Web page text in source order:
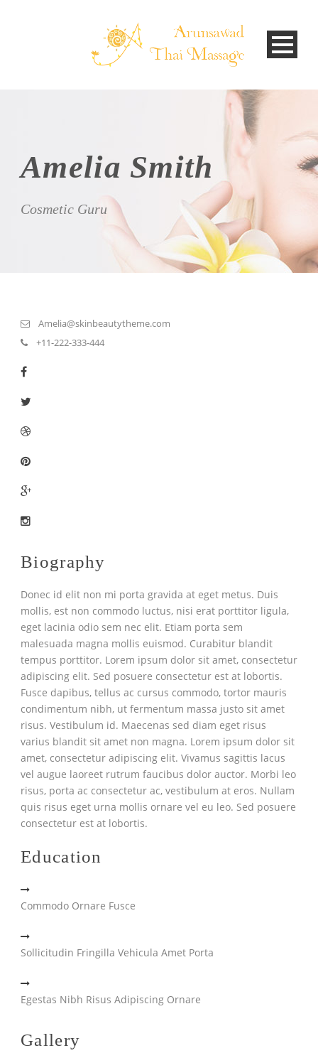
Amelia Smith
Cosmetic Guru
Amelia@skinbeautytheme.com
+11-222-333-444
Biography
Donec id elit non mi porta gravida at eget metus. Duis
mollis, est non commodo luctus, nisi erat porttitor ligula,
eget lacinia odio sem nec elit. Etiam porta sem
malesuada magna mollis euismod. Curabitur blandit
tempus porttitor. Lorem ipsum dolor sit amet, consectetur
adipiscing elit. Sed posuere consectetur est at lobortis.
Fusce dapibus, tellus ac cursus commodo, tortor mauris
condimentum nibh, ut fermentum massa justo sit amet
risus. Vestibulum id. Maecenas sed diam eget risus
varius blandit sit amet non magna. Lorem ipsum dolor sit
amet, consectetur adipiscing elit. Vivamus sagittis lacus
vel augue laoreet rutrum faucibus dolor auctor. Morbi leo
risus, porta ac consectetur ac, vestibulum at eros. Nullam
quis risus eget urna mollis ornare vel eu leo. Sed posuere
consectetur est at lobortis.
Education
Commodo Ornare Fusce
Sollicitudin Fringilla Vehicula Amet Porta
Egestas Nibh Risus Adipiscing Ornare
Gallery